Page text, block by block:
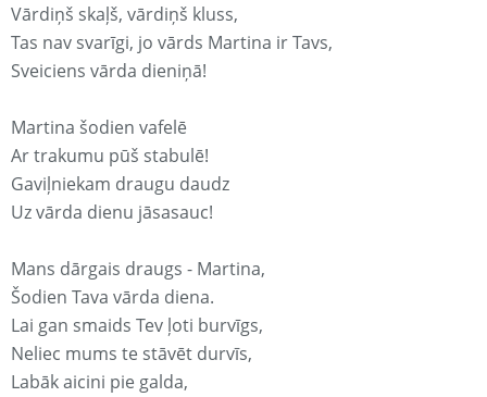
Vārdiņš skaļš, vārdiņš kluss,
Tas nav svarīgi, jo vārds Martina ir Tavs,
Sveiciens vārda dieniņā!
Martina šodien vafelē
Ar trakumu pūš stabulē!
Gaviļniekam draugu daudz
Uz vārda dienu jāsasauc!
Mans dārgais draugs - Martina,
Šodien Tava vārda diena.
Lai gan smaids Tev ļoti burvīgs,
Neliec mums te stāvēt durvīs,
Labāk aicini pie galda,